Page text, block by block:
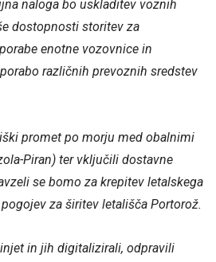
naloga bo uskladitev voznih
dostopnosti storitev za
enotne vozovnice in
različnih prevoznih sredstev
promet po morju med obalnimi
Piran) ter vključili dostavne
se bomo za krepitev letalskega
za širitev letališča Portorož.
in jih digitalizirali, odpravili